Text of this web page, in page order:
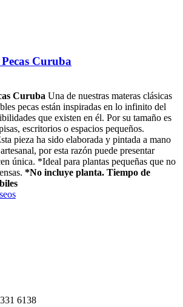
Curuba
Curuba Una de nuestras materas clásicas
pecas están inspiradas en lo infinito del
que existen en él. Por su tamaño es
escritorios o espacios pequeños.
pieza ha sido elaborada y pintada a mano
por esta razón puede presentar
única. *Ideal para plantas pequeñas que no
*No incluye planta. Tiempo de
6138